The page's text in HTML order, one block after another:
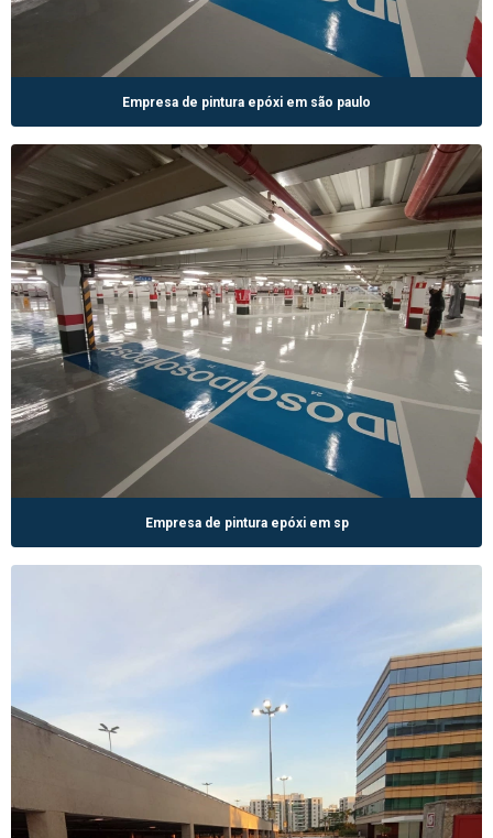
Empresa de pintura epóxi em são paulo
Empresa de pintura epóxi em sp